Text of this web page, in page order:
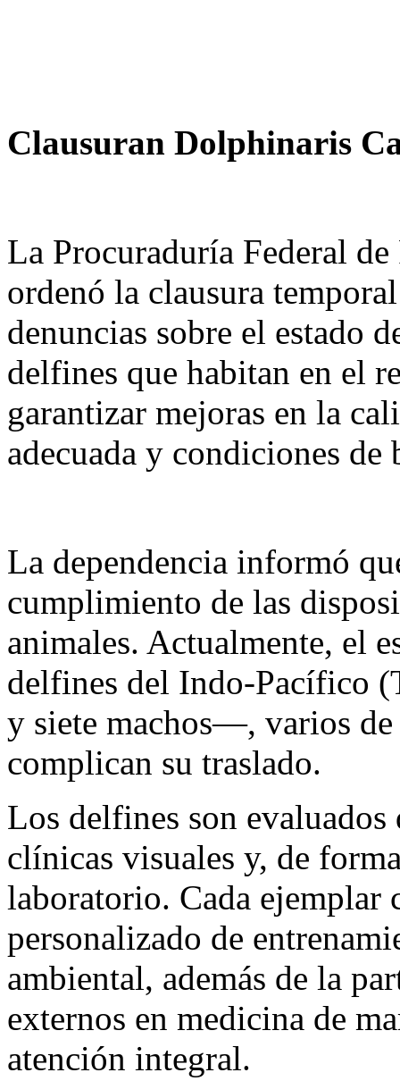
Clausuran Dolphinaris
La Procuraduría Federal
ordenó la clausura
denuncias sobre el estado
delfines que habitan en el
garantizar mejoras en la
adecuada y condiciones de
La dependencia informó
cumplimiento de las
animales. Actualmente, el
delfines del Indo-Pacífico
y siete machos—, varios de
complican su traslado.
Los delfines son
clínicas visuales y, de
laboratorio. Cada ejemplar
personalizado de
ambiental, además de la
externos en medicina de
atención integral.